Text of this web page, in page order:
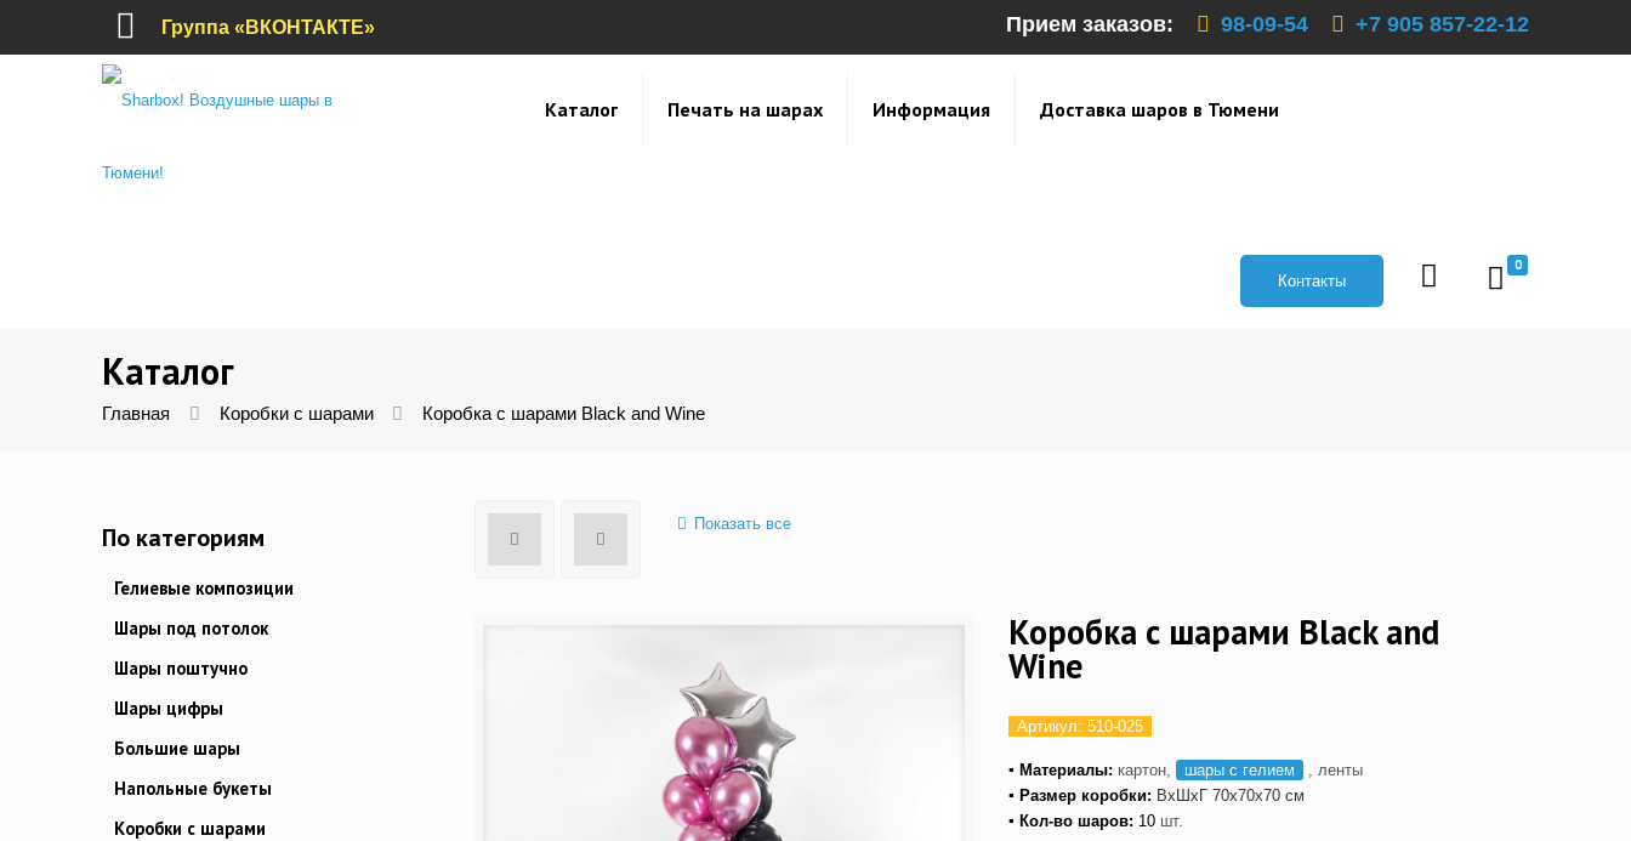
Прием заказов: 98-09-54 +7 905 857-22-12
Группа «ВКОНТАКТЕ»
Каталог Печать на шарах Информация Доставка шаров в Тюмени
0
Контакты
Каталог
Главная Коробки с шарами Коробка с шарами Black and Wine
Показать все
Коробка с шарами Black and
Wine
Артикул: 510-025
▪ Материалы: картон, шары с гелием
, ленты
▪ Размер коробки: ВxШxГ 70x70x70 см
▪ Кол-во шаров: 10 шт.
По категориям
Гелиевые композиции
Шары под потолок
Шары поштучно
Шары цифры
Большие шары
Напольные букеты
Коробки с шарами